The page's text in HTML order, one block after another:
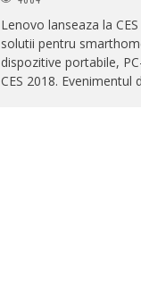
Lenovo lanseaza la
solutii pentru
dispozitive portabile,
CES 2018. Evenimentul